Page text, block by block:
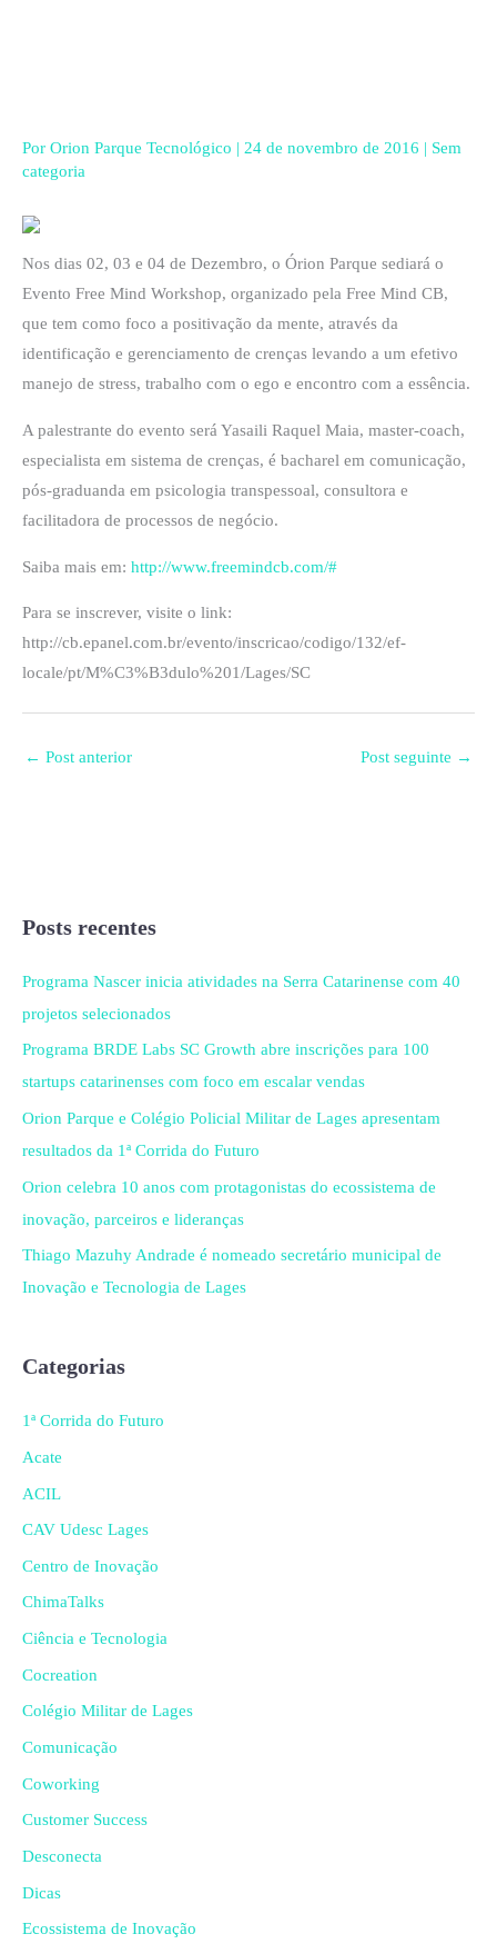
Por Orion Parque Tecnológico | 24 de novembro de 2016 | Sem
categoria
Nos dias 02, 03 e 04 de Dezembro, o Órion Parque sediará o
Evento Free Mind Workshop, organizado pela Free Mind CB,
que tem como foco a positivação da mente, através da
identificação e gerenciamento de crenças levando a um efetivo
manejo de stress, trabalho com o ego e encontro com a essência.
A palestrante do evento será Yasaili Raquel Maia, master-coach,
especialista em sistema de crenças, é bacharel em comunicação,
pós-graduanda em psicologia transpessoal, consultora e
facilitadora de processos de negócio.
Saiba mais em: http://www.freemindcb.com/#
Para se inscrever, visite o link:
http://cb.epanel.com.br/evento/inscricao/codigo/132/ef-
locale/pt/M%C3%B3dulo%201/Lages/SC
← Post anterior Post seguinte →
Posts recentes
Programa Nascer inicia atividades na Serra Catarinense com 40
projetos selecionados
Programa BRDE Labs SC Growth abre inscrições para 100
startups catarinenses com foco em escalar vendas
Orion Parque e Colégio Policial Militar de Lages apresentam
resultados da 1ª Corrida do Futuro
Orion celebra 10 anos com protagonistas do ecossistema de
inovação, parceiros e lideranças
Thiago Mazuhy Andrade é nomeado secretário municipal de
Inovação e Tecnologia de Lages
Categorias
1ª Corrida do Futuro
Acate
ACIL
CAV Udesc Lages
Centro de Inovação
ChimaTalks
Ciência e Tecnologia
Cocreation
Colégio Militar de Lages
Comunicação
Coworking
Customer Success
Desconecta
Dicas
Ecossistema de Inovação